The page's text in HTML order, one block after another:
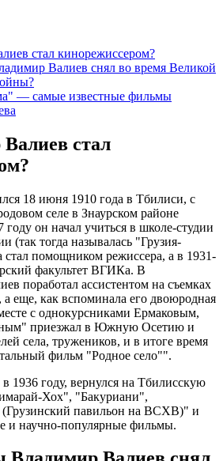
стал кинорежиссером?
Валиев снял во время Великой
— самые известные фильмы
стал
18 июня 1910 года в Тбилиси, с
селе в Знаурском районе
он начал учиться в школе-студии
(так тогда называлась "Грузия-
стал помощником режиссера, а в 1931-
факультет ВГИКа. В
поработал ассистентом на съемках
еще, как вспоминала его двоюродная
с однокурсниками Ермаковым,
приезжал в Южную Осетию и
села, тружеников, и в итоге время
фильм "Родное село"".
1936 году, вернулся на Тбилисскую
Хох", "Бакуриани",
(Грузинский павильон на ВСХВ)" и
и научно-популярные фильмы.